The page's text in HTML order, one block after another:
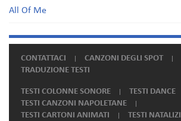
All Of Me
CONTATTACI
CANZONI DEGLI SPOT
TRADUZIONE TESTI
TESTI COLONNE SONORE
TESTI DANCE
TESTI CANZONI NAPOLETANE
TESTI CARTONI ANIMATI
TESTI NATALIZI